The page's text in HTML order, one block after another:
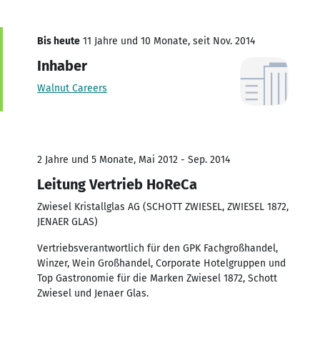
Bis heute 11 Jahre und 10 Monate, seit Nov. 2014
Inhaber
Walnut Careers
2 Jahre und 5 Monate, Mai 2012 - Sep. 2014
Leitung Vertrieb HoReCa
Zwiesel Kristallglas AG (SCHOTT ZWIESEL, ZWIESEL 1872,
JENAER GLAS)
Vertriebsverantwortlich für den GPK Fachgroßhandel,
Winzer, Wein Großhandel, Corporate Hotelgruppen und
Top Gastronomie für die Marken Zwiesel 1872, Schott
Zwiesel und Jenaer Glas.